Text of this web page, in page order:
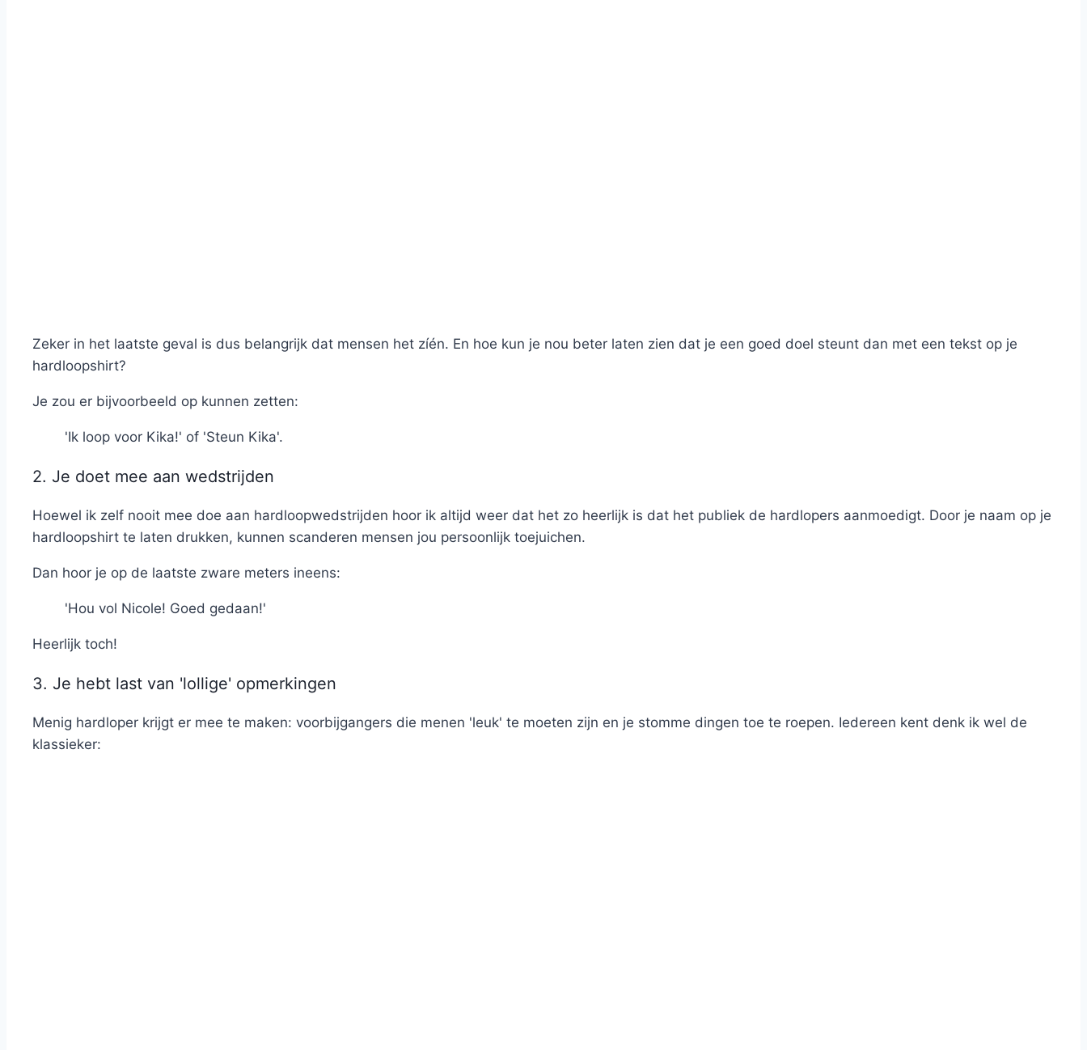
Zeker in het laatste geval is dus belangrijk dat mensen het zíén. En hoe kun je nou beter laten zien dat je een goed doel steunt dan met een tekst op je
hardloopshirt?
Je zou er bijvoorbeeld op kunnen zetten:
'Ik loop voor Kika!' of 'Steun Kika'.
2. Je doet mee aan wedstrijden
Hoewel ik zelf nooit mee doe aan hardloopwedstrijden hoor ik altijd weer dat het zo heerlijk is dat het publiek de hardlopers aanmoedigt. Door je naam op je
hardloopshirt te laten drukken, kunnen scanderen mensen jou persoonlijk toejuichen.
Dan hoor je op de laatste zware meters ineens:
'Hou vol Nicole! Goed gedaan!'
Heerlijk toch!
3. Je hebt last van 'lollige' opmerkingen
Menig hardloper krijgt er mee te maken: voorbijgangers die menen 'leuk' te moeten zijn en je stomme dingen toe te roepen. Iedereen kent denk ik wel de
klassieker: